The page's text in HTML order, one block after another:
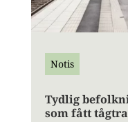
Notis
Tydlig
som fått